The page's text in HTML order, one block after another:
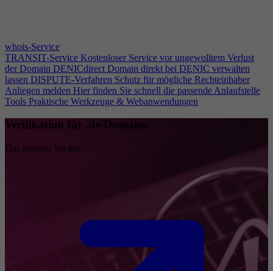
whois-Service
TRANSIT-Service Kostenloser Service vor ungewolltem Verlust
der Domain DENICdirect Domain direkt bei DENIC verwalten
lassen DISPUTE-Verfahren Schutz für mögliche Rechteinhaber
Anliegen melden Hier finden Sie schnell die passende Anlaufstelle
Tools Praktische Werkzeuge & Webanwendungen
Verifikation für .de-Domains
Das müssen Sie tun